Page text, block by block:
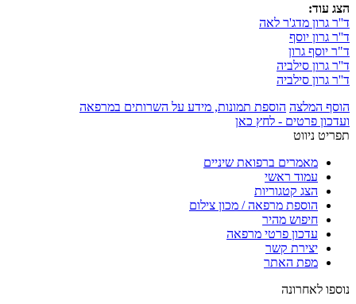
הצג עוד:
ד''ר גרון מדג'ר לאה
ד''ר גרון יוסף
ד"ר יוסף גרון
ד''ר גרון סילביה
ד''ר גרון סילביה
הוסף המלצה הוספת תמונות, מידע על השרותים במרפאה
ועדכון פרטים - לחץ כאן
תפריט ניווט
מאמרים ברפואת שיניים
עמוד ראשי
הצג קטגוריות
הוספת מרפאה / מכון צילום
חיפוש מהיר
עדכון פרטי מרפאה
יצירת קשר
מפת האתר
נוספו לאחרונה